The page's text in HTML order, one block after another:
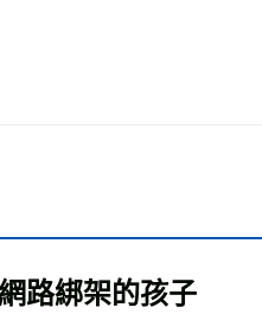
每筆
路綁架的孩子